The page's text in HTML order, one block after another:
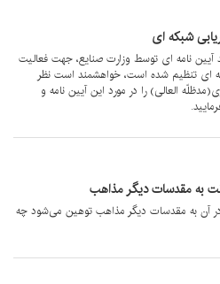
شبکه ای
آیین نامه ای توسط وزارت صنایع، جهت فعالیت
ای تنظیم شده است، خواهشمند است نظر
العالی) را در مورد این آیین نامه و
به مقدسات دیگر مذاهب
آن به مقدسات دیگر مذاهب توهین می‌شود چه